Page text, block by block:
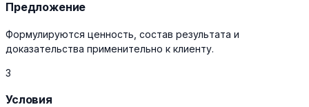
Предложение
Формулируются ценность, состав результата и
доказательства применительно к клиенту.
3
Условия